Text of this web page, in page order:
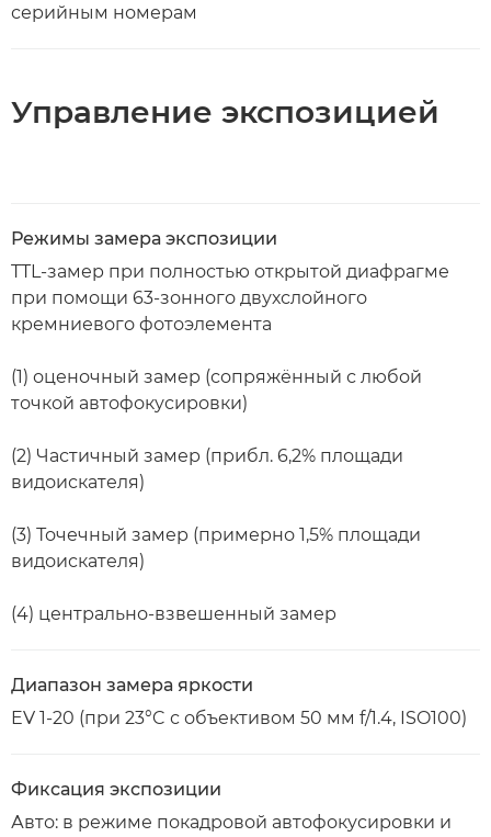
серийным номерам
Управление экспозицией
Режимы замера экспозиции
TTL-замер при полностью открытой диафрагме
при помощи 63-зонного двухслойного
кремниевого фотоэлемента
(1) оценочный замер (сопряжённый с любой
точкой автофокусировки)
(2) Частичный замер (прибл. 6,2% площади
видоискателя)
(3) Точечный замер (примерно 1,5% площади
видоискателя)
(4) центрально-взвешенный замер
Диапазон замера яркости
EV 1-20 (при 23°C с объективом 50 мм f/1.4, ISO100)
Фиксация экспозиции
Авто: в режиме покадровой автофокусировки и